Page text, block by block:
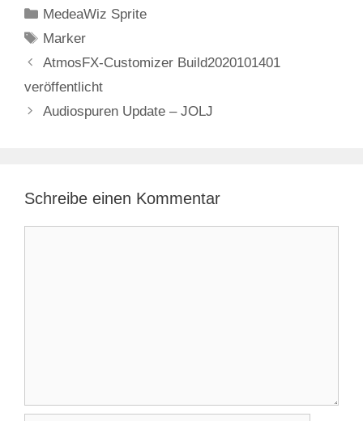
Kategorien
MedeaWiz Sprite
Schlagwörter
Marker
AtmosFX-Customizer Build2020101401
veröffentlicht
Audiospuren Update – JOLJ
Schreibe einen Kommentar